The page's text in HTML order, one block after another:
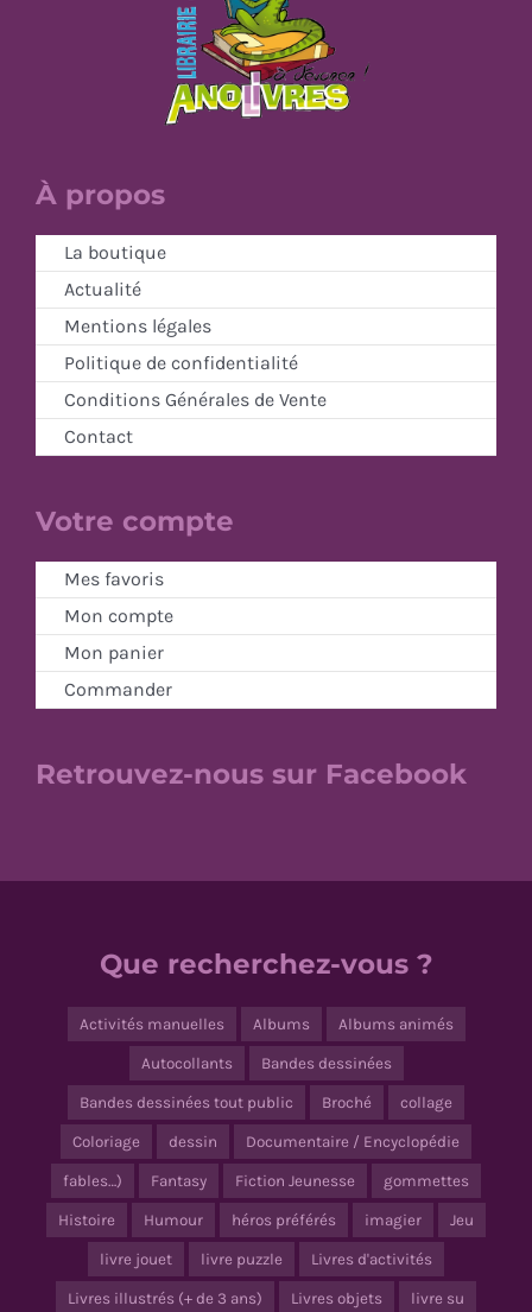
À propos
La boutique
Actualité
Mentions légales
Politique de confidentialité
Conditions Générales de Vente
Contact
Votre compte
Mes favoris
Mon compte
Mon panier
Commander
Retrouvez-nous sur Facebook
Que recherchez-vous ?
Activités manuelles Albums Albums animés
Autocollants Bandes dessinées
Bandes dessinées tout public Broché collage
Coloriage dessin Documentaire / Encyclopédie
fables…) Fantasy Fiction Jeunesse gommettes
Histoire Humour héros préférés imagier Jeu
livre jouet livre puzzle Livres d'activités
Livres illustrés (+ de 3 ans) Livres objets livre su